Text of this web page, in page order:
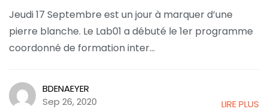
Jeudi 17 Septembre est un jour à marquer d’une
pierre blanche. Le Lab01 a débuté le 1er programme
coordonné de formation inter...
BDENAEYER
Sep 26, 2020
LIRE PLUS